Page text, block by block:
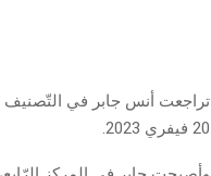
تراجعت أنس جابر في التّصنيف
20 فيفري 2023.